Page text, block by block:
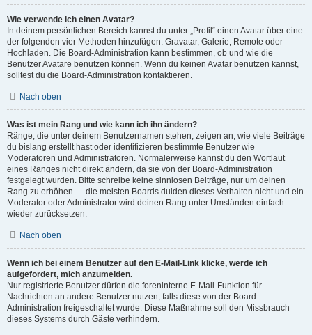
Wie verwende ich einen Avatar?
In deinem persönlichen Bereich kannst du unter „Profil“ einen Avatar über eine
der folgenden vier Methoden hinzufügen: Gravatar, Galerie, Remote oder
Hochladen. Die Board-Administration kann bestimmen, ob und wie die
Benutzer Avatare benutzen können. Wenn du keinen Avatar benutzen kannst,
solltest du die Board-Administration kontaktieren.
Nach oben
Was ist mein Rang und wie kann ich ihn ändern?
Ränge, die unter deinem Benutzernamen stehen, zeigen an, wie viele Beiträge
du bislang erstellt hast oder identifizieren bestimmte Benutzer wie
Moderatoren und Administratoren. Normalerweise kannst du den Wortlaut
eines Ranges nicht direkt ändern, da sie von der Board-Administration
festgelegt wurden. Bitte schreibe keine sinnlosen Beiträge, nur um deinen
Rang zu erhöhen — die meisten Boards dulden dieses Verhalten nicht und ein
Moderator oder Administrator wird deinen Rang unter Umständen einfach
wieder zurücksetzen.
Nach oben
Wenn ich bei einem Benutzer auf den E-Mail-Link klicke, werde ich
aufgefordert, mich anzumelden.
Nur registrierte Benutzer dürfen die foreninterne E-Mail-Funktion für
Nachrichten an andere Benutzer nutzen, falls diese von der Board-
Administration freigeschaltet wurde. Diese Maßnahme soll den Missbrauch
dieses Systems durch Gäste verhindern.